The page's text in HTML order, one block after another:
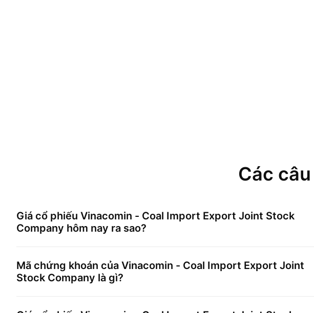
Các
Giá cổ phiếu Vinacomin - Coal Import Export Joint Stock
Company hôm nay ra sao?
Mã chứng khoán của Vinacomin - Coal Import Export Joint
Stock Company là gì?